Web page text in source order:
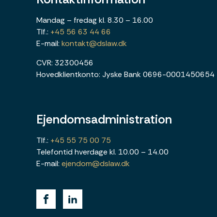
Mandag – fredag kl. 8.30 – 16.00
Tlf.: +45 56 63 44 66
E-mail:kontakt@dslaw.dk
CVR: 32300456
Hovedklientkonto: Jyske Bank 0696-0001450654
Ejendomsadministration
Tlf.: +45 55 75 00 75
Telefontid hverdage kl. 10.00 – 14.00
E-mail:ejendom@dslaw.dk